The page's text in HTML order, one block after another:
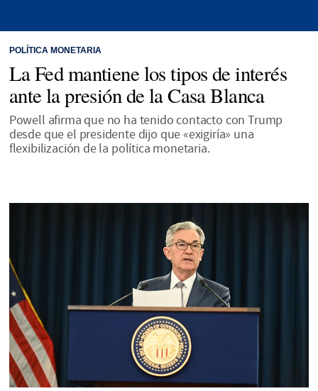
POLÍTICA MONETARIA
La Fed mantiene los tipos de interés
ante la presión de la Casa Blanca
Powell afirma que no ha tenido contacto con Trump
desde que el presidente dijo que «exigiría» una
flexibilización de la política monetaria.